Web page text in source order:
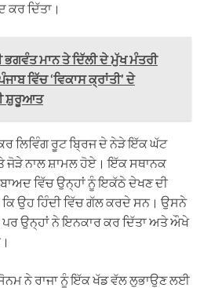
ਕਰ ਦਿੱਤਾ।
ਭਗਵੰਤ ਮਾਨ ਤੇ ਦਿੱਲੀ ਦੇ ਮੁੱਖ ਮੰਤਰੀ
ਵਿੱਚ ‘ਵਿਕਾਸ ਕ੍ਰਾਂਤੀ’ ਦੇ
ਸ਼ੁਰੂਆਤ
ਲਿਵਿੰਗ ਰੂਟ ਬ੍ਰਿਜ ਦੇ ਨੇੜੇ ਇੱਕ ਘੱਟ
ਜੋੜੇ ਨਾਲ ਸ਼ਾਮਲ ਹੋਏ। ਇੱਕ ਸਥਾਨਕ
ਵਿੱਚ ਉਨ੍ਹਾਂ ਨੂੰ ਇਕੱਠੇ ਦੇਖਣ ਦੀ
ਕਿ ਉਹ ਹਿੰਦੀ ਵਿੱਚ ਗੱਲ ਕਰਦੇ ਸਨ। ਉਸਨੇ
ਪਰ ਉਨ੍ਹਾਂ ਨੇ ਇਨਕਾਰ ਕਰ ਦਿੱਤਾ ਅਤੇ ਔਖੇ
ਨੇ ਰਾਜਾ ਨੂੰ ਇੱਕ ਖੱਡ ਵੱਲ ਲੁਭਾਉਣ ਲਈ